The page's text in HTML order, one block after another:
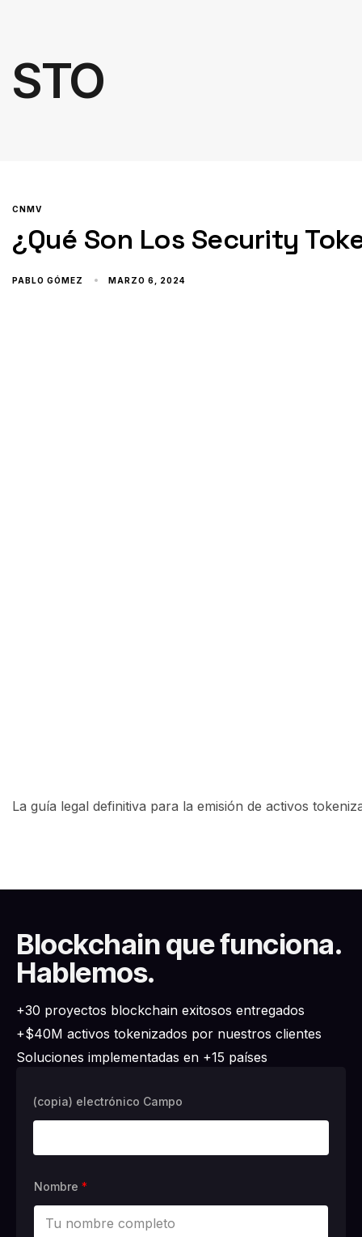
STO
CNMV
¿Qué Son Los Security
PABLO GÓMEZ MARZO 6, 2024
La guía legal definitiva para la emisión de activos
Blockchain que funciona.
Hablemos.
+30 proyectos blockchain exitosos entregados
+$40M activos tokenizados por nuestros clientes
Soluciones implementadas en +15 países
(copia) electrónico Campo
Nombre *